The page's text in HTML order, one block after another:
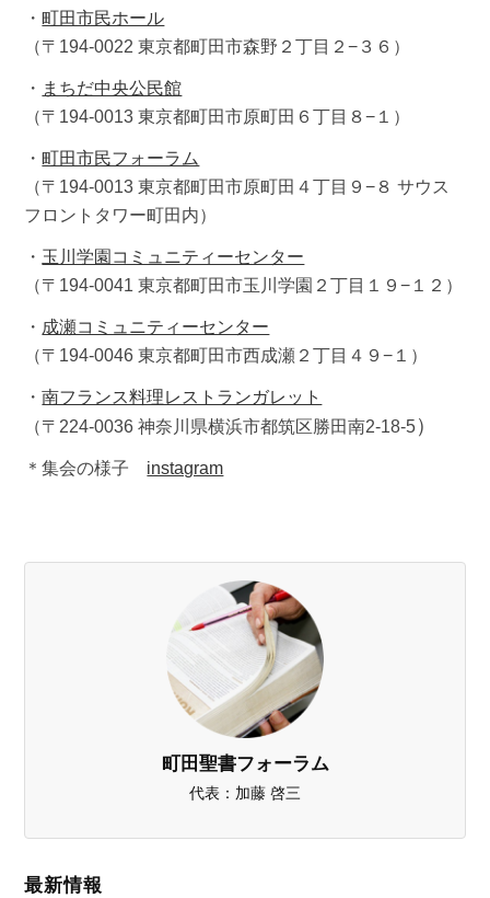
・町田市民ホール
（〒194-0022 東京都町田市森野２丁目２−３６）
・ まちだ中央公民館
（〒194-0013 東京都町田市原町田６丁目８−１）
・町田市民フォーラム
（〒194-0013 東京都町田市原町田４丁目９−８ サウス
フロントタワー町田内）
・ 玉川学園コミュニティーセンター
（〒194-0041 東京都町田市玉川学園２丁目１９−１２）
・ 成瀬コミュニティーセンター
（〒194-0046 東京都町田市西成瀬２丁目４９−１）
・南フランス料理レストランガレット
（〒224-0036 神奈川県横浜市都筑区勝田南2-18-5）
＊集会の様子 instagram
町田聖書フォーラム
代表：加藤 啓三
最新情報